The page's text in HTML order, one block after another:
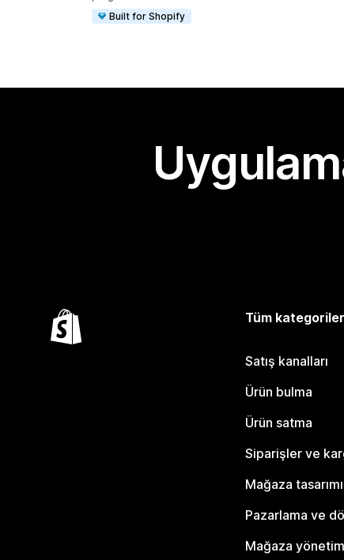
Built for Shopify
Tüm kategoriler
Satış kanalları
Ürün bulma
Ürün satma
Siparişler ve
Mağaza tasarımı
Pazarlama ve
Mağaza